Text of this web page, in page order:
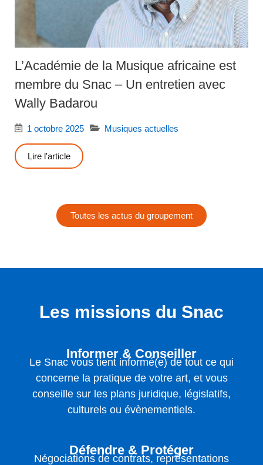
L’Académie de la Musique africaine est
membre du Snac – Un entretien avec
Wally Badarou
1 octobre 2025 Musiques actuelles
Lire l'article
Toutes les actus du groupement
Les missions du Snac
Informer & Conseiller
Le Snac vous tient informé(e) de tout ce qui
concerne la pratique de votre art, et vous
conseille sur les plans juridique, législatifs,
culturels ou évènementiels.
Défendre & Protéger
Négociations de contrats, représentations